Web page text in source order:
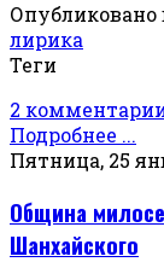
Опубликовано
лирика
Теги
2
Подробнее ...
Пятница, 25
Община
Шанхайского